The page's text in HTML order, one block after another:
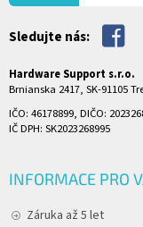
Sledujte nás:
Hardware Support s.r.o.
Brnianska 2417, SK-91105
IČO: 46178899, DIČO:
IČ DPH: SK2023268995
INFORMACE PRO
Záruka až 5 let